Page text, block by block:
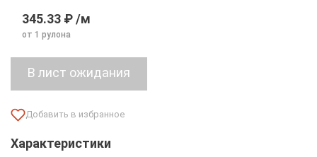
345.33 ₽ /м
от 1 рулона
Характеристики